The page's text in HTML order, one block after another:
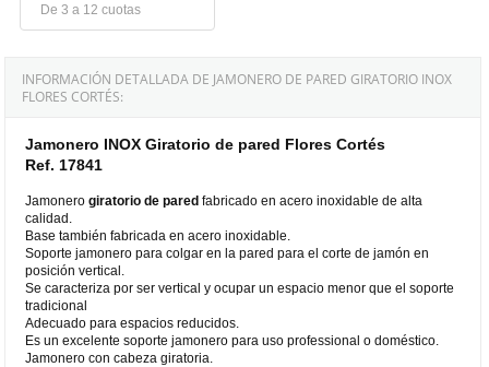
De 3 a 12 cuotas
INFORMACIÓN DETALLADA DE JAMONERO DE PARED GIRATORIO INOX
FLORES CORTÉS:
Jamonero INOX Giratorio de pared Flores Cortés
Ref. 17841
Jamonerogiratorio de paredfabricado en acero inoxidable de alta
calidad.
Base también fabricada en acero inoxidable.
Soporte jamonero para colgar en la pared para el corte de jamón en
posición vertical.
Se caracteriza por ser vertical y ocupar un espacio menor que el soporte
tradicional
Adecuado para espacios reducidos.
Es un excelente soporte jamonero para uso professional o doméstico.
Jamonero con cabeza giratoria.